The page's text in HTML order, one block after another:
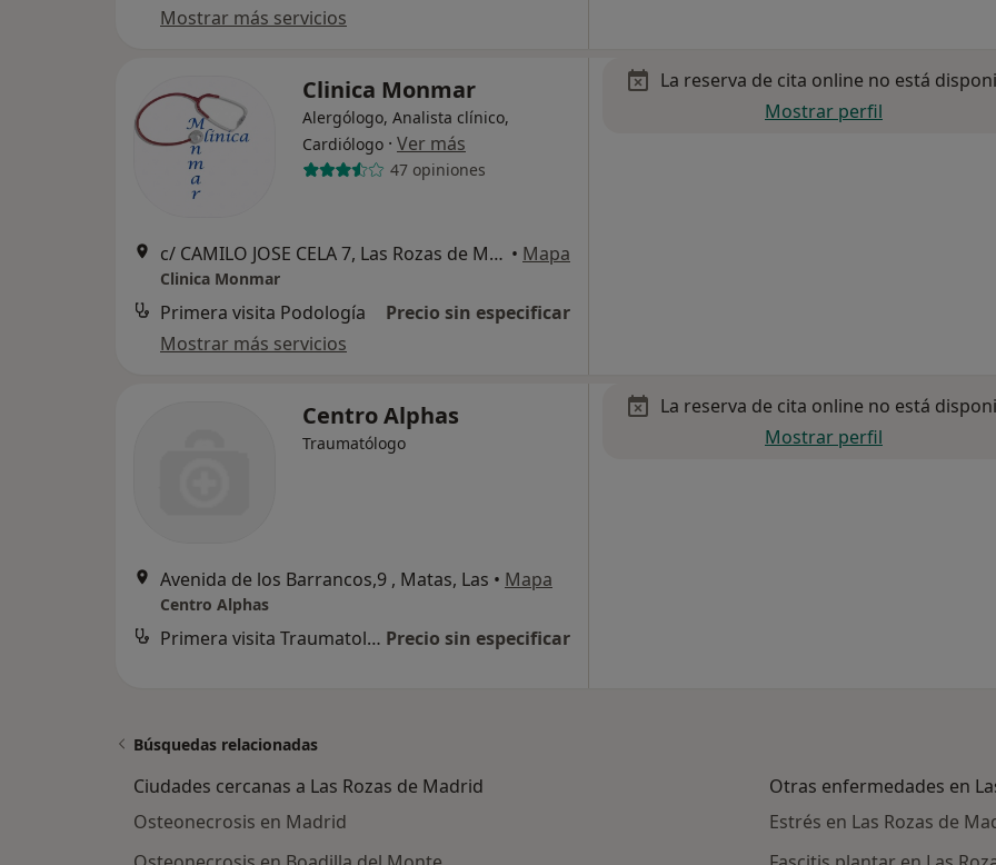
Mostrar más servicios
Clinica Monmar
Alergólogo, Analista clínico,
Cardiólogo · Ver más
47 opiniones
c/ CAMILO JOSE CELA 7, Las Rozas de Madrid • Mapa
Clinica Monmar
Primera visita Podología
Precio sin especificar
Mostrar más servicios
La reserva de cita online no está
Mostrar perfil
Centro Alphas
Traumatólogo
Avenida de los Barrancos,9 , Matas, Las • Mapa
Centro Alphas
Primera visita Traumatología y Cirugía Ortopédica Precio sin especificar
La reserva de cita online no está
Mostrar perfil
Búsquedas relacionadas
Ciudades cercanas a Las Rozas de Madrid
Osteonecrosis en Madrid
Otras enfermedades en
Estrés en Las Rozas de